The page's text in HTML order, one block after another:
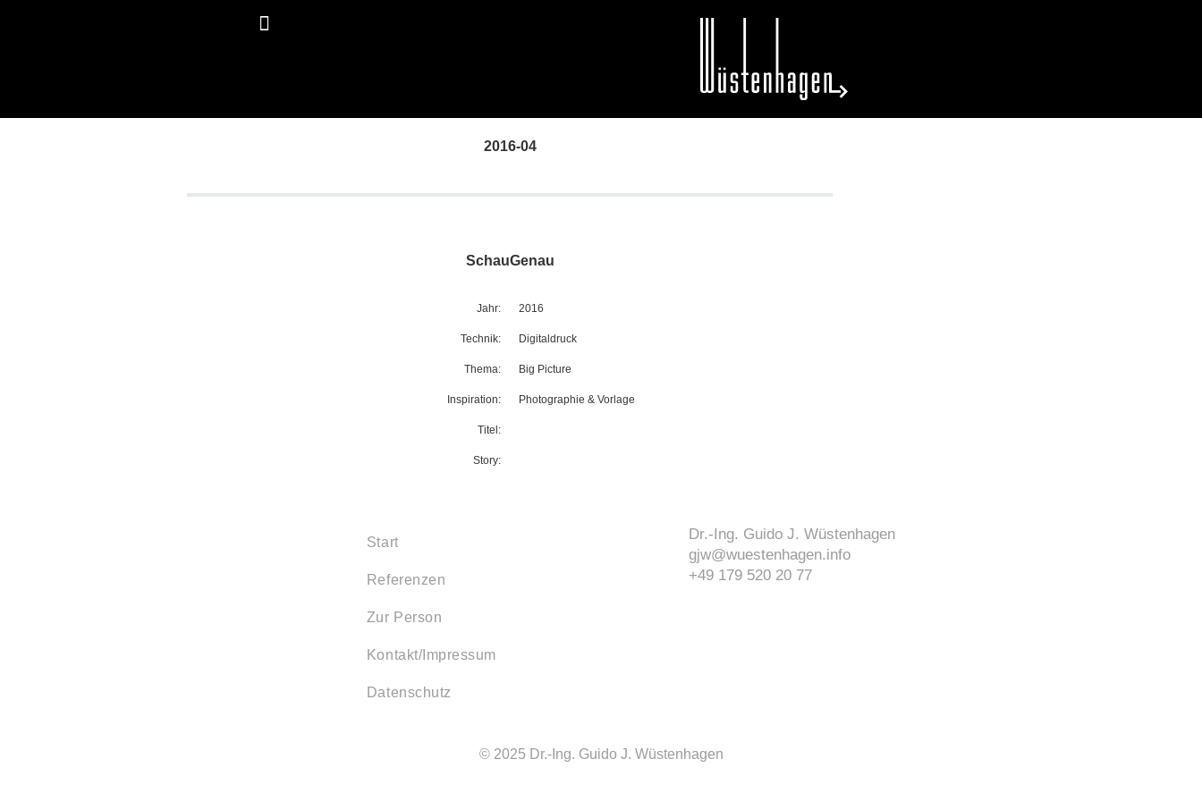
2016-04
SchauGenau
Jahr:
Technik:
Thema:
Inspiration:
Titel:
Story:
2016
Digitaldruck
Big Picture
Photographie & Vorlage
Start
Referenzen
Zur Person
Kontakt/Impressum
Datenschutz
Dr.-Ing. Guido J. Wüstenhagen
gjw@wuestenhagen.info
+49 179 520 20 77
© 2025 Dr.-Ing. Guido J. Wüstenhagen